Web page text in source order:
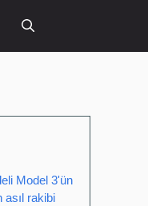
Model 3'ün
asıl rakibi